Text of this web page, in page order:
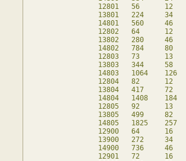
12801	56	12	8	db
13801	224	34	-	db
14801	560	46	-	db
12802	64	12	16	db
13802	280	46	8	db
14802	784	80	-	db
12803	73	13	21	db
13803	344	58	24	db
14803	1064	126	8	db
12804	82	12	34	db
13804	417	72	42	db
14804	1408	184	32	db
12805	92	13	40	db
13805	499	82	83	db
14805	1825	257	71	db
12900	64	16	-	db
13900	272	34	-	db
14900	736	46	-	db
12901	72	16	8	db